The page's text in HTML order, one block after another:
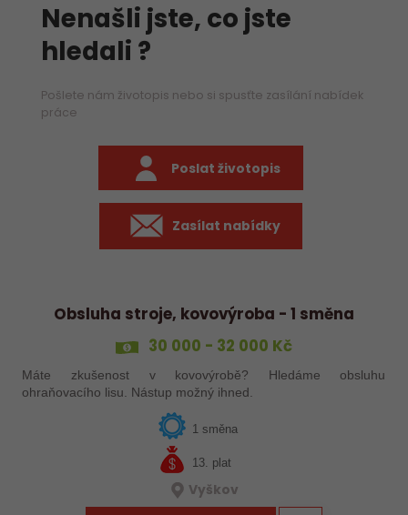
Nenašli jste, co jste
hledali ?
Pošlete nám životopis nebo si spusťte zasílání nabídek
práce
Poslat životopis
Zasílat nabídky
Obsluha stroje, kovovýroba - 1 směna
30 000 - 32 000 Kč
Máte zkušenost v kovovýrobě? Hledáme obsluhu
ohraňovacího lisu. Nástup možný ihned.
1 směna
13. plat
Vyškov